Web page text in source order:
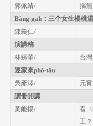
郭佩靖/ 揣
Bàng-gah ：三个女生楊桃湯
陳義仁/
演講稿
林綉華/ 台灣
逐家來phò-tāu
吳彥澤/ 元
讀冊開講
黃能揚/ 看〈
工？